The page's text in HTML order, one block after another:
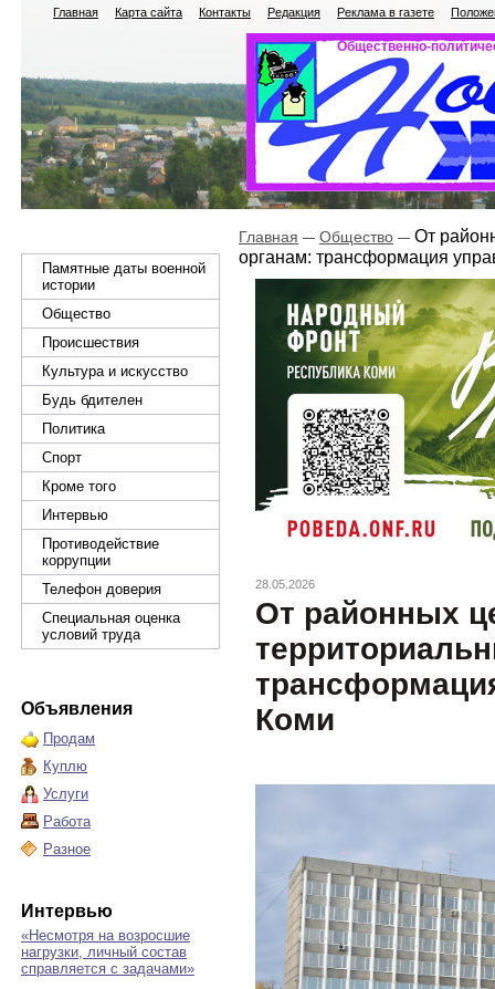
Главная Карта сайта Контакты Редакция Реклама в газете
Общественно-
Памятные даты военной
истории
Общество
Происшествия
Культура и искусство
Будь бдителен
Политика
Спорт
Кроме того
Интервью
Противодействие
коррупции
Телефон доверия
Специальная оценка
условий труда
Объявления
Продам
Куплю
Услуги
Работа
Разное
Интервью
«Несмотря на возросшие
нагрузки, личный состав
справляется с задачами»
Главная Общество
От
органам: трансформация
28.05.2026
От районных
Коми